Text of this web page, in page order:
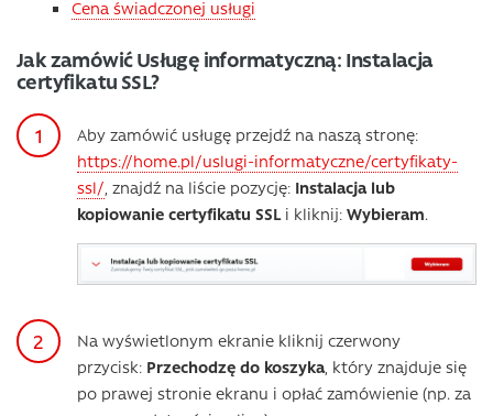
Cena świadczonej usługi
Jak zamówić Usługę informatyczną: Instalacja
certyfikatu SSL?
Aby zamówić usługę przejdź na naszą stronę:
https://home.pl/uslugi-informatyczne/certyfikaty-
ssl/, znajdź na liście pozycję: Instalacja lub
kopiowanie certyfikatu SSLi kliknij: Wybieram.
Na wyświetlonym ekranie kliknij czerwony
przycisk: Przechodzę do koszyka, który znajduje się
po prawej stronie ekranu i opłać zamówienie (np. za